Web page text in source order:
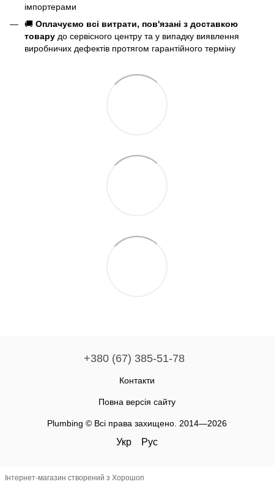
імпортерами
🚚 Оплачуємо всі витрати, пов'язані з доставкою
товару до сервісного центру та у випадку виявлення
виробничих дефектів протягом гарантійного терміну
+380 (67) 385-51-78
Контакти
Повна версія сайту
Plumbing © Всі права захищено. 2014—2026
Укр Рус
Інтернет-магазин створений з Хорошоп